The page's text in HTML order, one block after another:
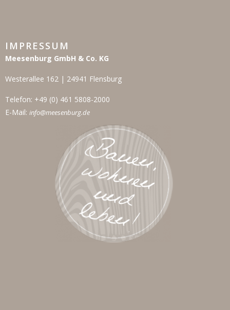
IMPRESSUM
Meesenburg GmbH & Co. KG
Westerallee 162 | 24941 Flensburg
Telefon: +49 (0) 461 5808-2000
E-Mail: info@meesenburg.de